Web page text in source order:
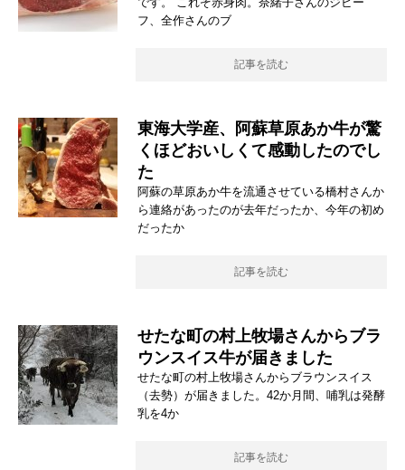
フ、全作さんのブ
記事を読む
東海大学産、阿蘇草原あか牛が驚
くほどおいしくて感動したのでし
た
阿蘇の草原あか牛を流通させている橋村さんか
ら連絡があったのが去年だったか、今年の初め
だったか
記事を読む
せたな町の村上牧場さんからブラ
ウンスイス牛が届きました
せたな町の村上牧場さんからブラウンスイス
（去勢）が届きました。42か月間、哺乳は発酵
乳を4か
記事を読む